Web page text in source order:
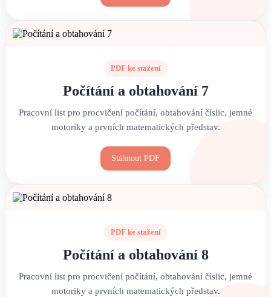
PDF ke stažení
Počítání a obtahování 7
Pracovní list pro procvičení počítání, obtahování číslic, jemné
motoriky a prvních matematických představ.
Stáhnout PDF
PDF ke stažení
Počítání a obtahování 8
Pracovní list pro procvičení počítání, obtahování číslic, jemné
motoriky a prvních matematických představ.